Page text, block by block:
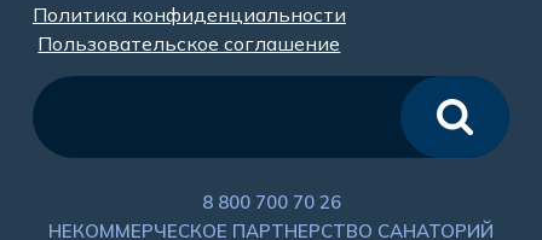
Политика конфиденциальности
Пользовательское соглашение
8 800 700 70 26
НЕКОММЕРЧЕСКОЕ ПАРТНЕРСТВО САНАТОРИЙ